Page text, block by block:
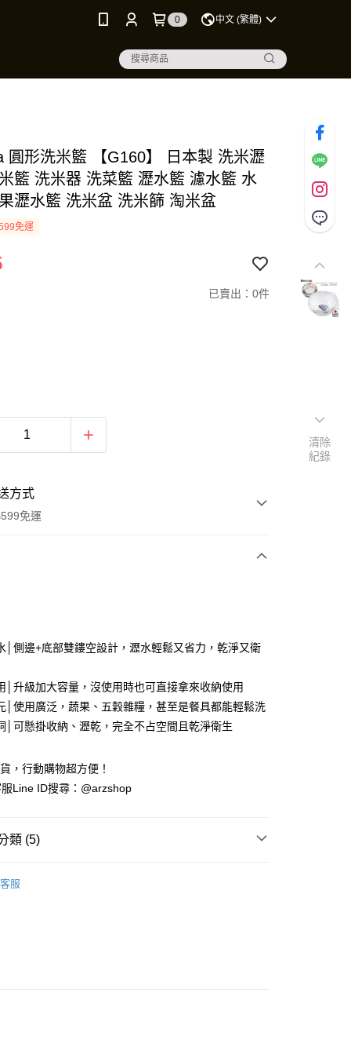
0 中文 (繁體)
圓形洗米籃 【G160】 日本製 洗米瀝
籃 洗米器 洗菜籃 瀝水籃 濾水籃 水
瀝水籃 洗米盆 洗米篩 淘米盆
免運
已賣出：0件
方式
免運
款
，滿NT$599(含以上)免運費
│側邊+底部雙鏤空設計，瀝水輕鬆又省力，乾淨又衛
│升級加大容量，沒使用時也可直接拿來收納使用
│使用廣泛，蔬果、五穀雜糧，甚至是餐具都能輕鬆洗
│可懸掛收納、瀝乾，完全不占空間且乾淨衛生
，行動購物超方便！
Line ID搜尋：@arzshop
類 (5)
客服
清除
紀錄